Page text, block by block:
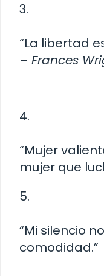
3.
“La libertad
– Frances
4.
“Mujer
mujer que
5.
“Mi silencio
comodidad.”